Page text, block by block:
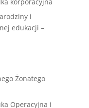
i
edukacji –
Żonatego
Operacyjna i